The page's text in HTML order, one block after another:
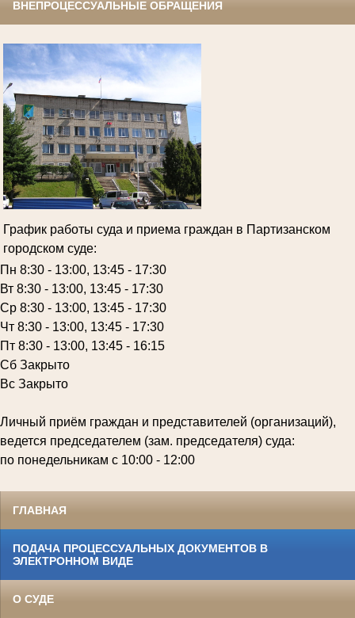
ВНЕПРОЦЕССУАЛЬНЫЕ ОБРАЩЕНИЯ
График работы суда и приема граждан в Партизанском
городском суде:
Пн 8:30 - 13:00, 13:45 - 17:30
Вт 8:30 - 13:00, 13:45 - 17:30
Ср 8:30 - 13:00, 13:45 - 17:30
Чт 8:30 - 13:00, 13:45 - 17:30
Пт 8:30 - 13:00, 13:45 - 16:15
Сб Закрыто
Вс Закрыто
Личный приём граждан и представителей (организаций),
ведется председателем (зам. председателя) суда:
по понедельникам с 10:00 - 12:00
ГЛАВНАЯ
ПОДАЧА ПРОЦЕССУАЛЬНЫХ ДОКУМЕНТОВ В
ЭЛЕКТРОННОМ ВИДЕ
О СУДЕ